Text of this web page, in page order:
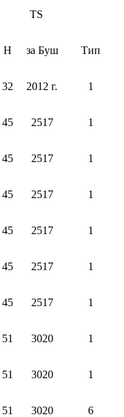
TS
H за Буш Тип
32 2012 г. 1
45 2517 1
45 2517 1
45 2517 1
45 2517 1
45 2517 1
45 2517 1
51 3020 1
51 3020 1
51 3020 6